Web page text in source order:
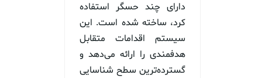
دارای چند حسگر استفاده
کرد، ساخته شده است. این
سیستم اقدامات متقابل
هدفمندی را ارائه می‌دهد و
گسترده‌ترین سطح شناسایی